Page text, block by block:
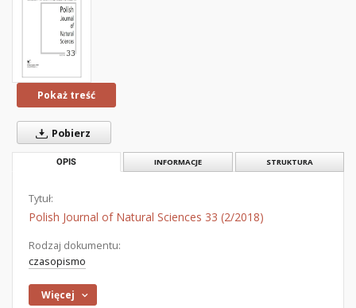
Pokaż treść
Pobierz
OPIS INFORMACJE STRUKTURA
Tytuł:
Polish Journal of Natural Sciences 33 (2/2018)
Rodzaj dokumentu:
czasopismo
Więcej